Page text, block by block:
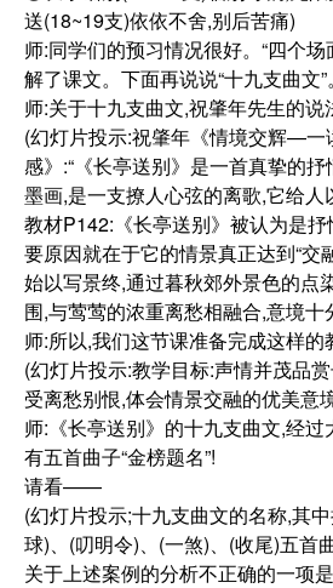
送(18~19支)依依不舍,别后苦痛)
师:同学们的预习情况很好。“四个场
解了课文。下面再说说“十九支曲文”。
师:关于十九支曲文,祝肇年先生的说
(幻灯片投示:祝肇年《情境交辉—一
感》:“《长亭送别》是一首真挚的
墨画,是一支撩人心弦的离歌,它给人
教材P142:《长亭送别》被认为是
要原因就在于它的情景真正达到“交
始以写景终,通过暮秋郊外景色的点
围,与莺莺的浓重离愁相融合,意境十
师:所以,我们这节课准备完成这样的
(幻灯片投示:教学目标:声情并茂品
受离愁别恨,体会情景交融的优美意
师:《长亭送别》的十九支曲文,经过
有五首曲子“金榜题名”!
请看——
(幻灯片投示;十九支曲文的名称,其
球)、(叨明令)、(一煞)、(收尾)五首
关于上述案例的分析不正确的一项